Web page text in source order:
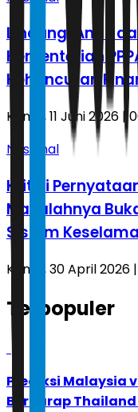
Lindungi Anak
Kementerian
Kehancuran
Kamis, 11 Juni 2026 |
Nasional
Kritisi Pernyataan
Masalahnya
Sistem
Kamis, 30 April 2026 |
Terpopuler
Prediksi Malaysia
Berharap Thailand